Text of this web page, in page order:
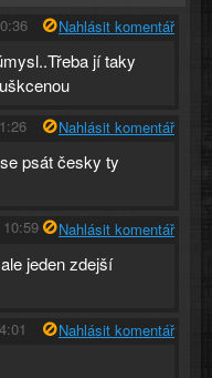
Nahlásit komentář
jí taky
Nahlásit komentář
psát česky ty
Nahlásit komentář
jeden zdejší
Nahlásit komentář